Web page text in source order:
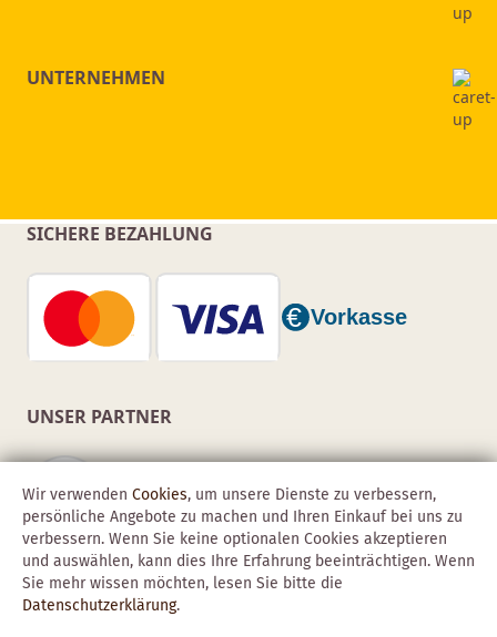
UNTERNEHMEN
SICHERE BEZAHLUNG
UNSER PARTNER
Wir verwenden Cookies, um unsere Dienste zu verbessern,
persönliche Angebote zu machen und Ihren Einkauf bei uns zu
verbessern. Wenn Sie keine optionalen Cookies akzeptieren
und auswählen, kann dies Ihre Erfahrung beeinträchtigen. Wenn
Sie mehr wissen möchten, lesen Sie bitte die
Datenschutzerklärung.